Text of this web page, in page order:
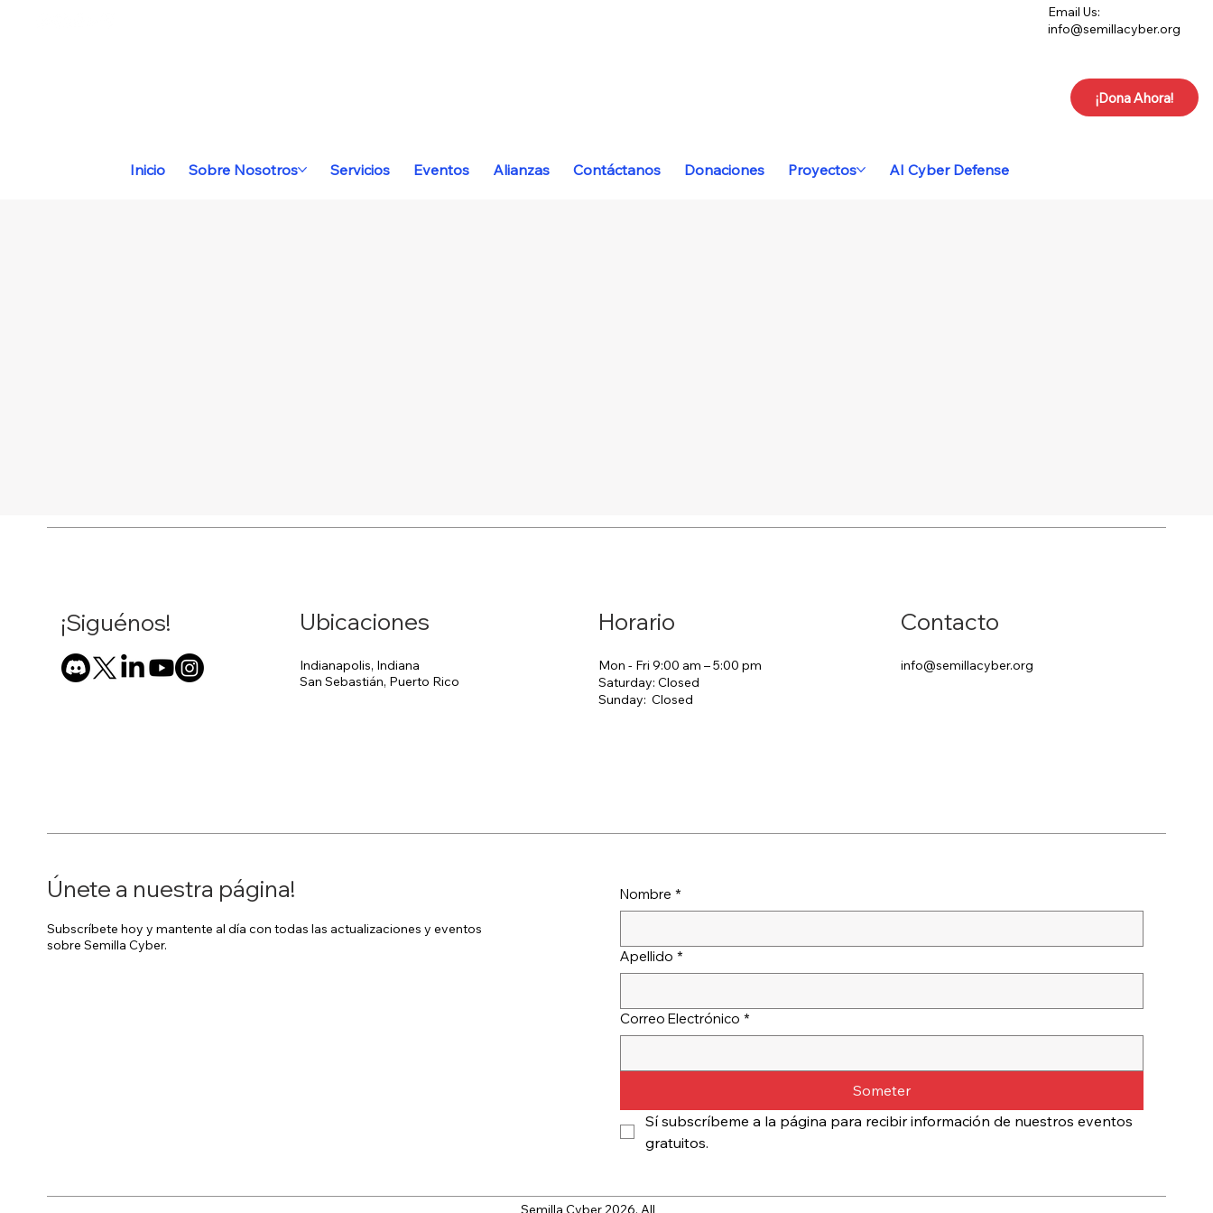
Email Us:
info@semillacyber.org
Inicio Sobre Nosotros Servicios Eventos Alianzas Contáctanos Donaciones Proyectos AI Cyber Defense
¡Dona Ahora!
¡Siguénos! Ubicaciones
Indianapolis, Indiana
San Sebastián, Puerto Rico
Horario
Mon - Fri 9:00 am – 5:00 pm
Saturday: Closed
​Sunday: Closed
info@semillacyber.org
Contacto
Únete a nuestra página!
Subscríbete hoy y mantente al día con todas las actualizaciones y eventos
sobre Semilla Cyber.
Nombre *
Apellido *
Correo Electrónico *
Someter
Sí subscríbeme a la página para recibir información de nuestros eventos
gratuitos.
Semilla Cyber 2026. All